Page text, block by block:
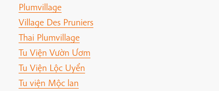
Plumvillage
Village Des Pruniers
Thai Plumvillage
Tu Viện Vườn Ươm
Tu Viện Lộc Uyển
Tu viện Mộc lan